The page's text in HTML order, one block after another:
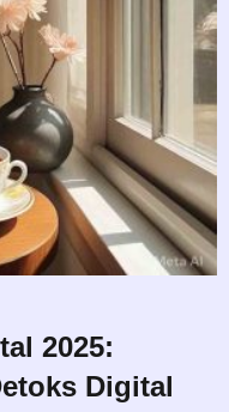
2025:
Digital